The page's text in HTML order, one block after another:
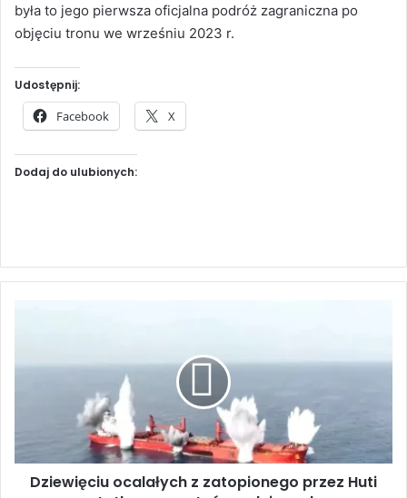
była to jego pierwsza oficjalna podróż zagraniczna po
objęciu tronu we wrześniu 2023 r.
Udostępnij:
Facebook X
Dodaj do ulubionych:
e
i
Dziewięciu ocalałych z zatopionego przez Huti